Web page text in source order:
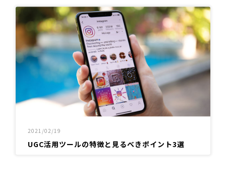
2021/02/19
UGC活用ツールの特徴と見るべきポイント3選